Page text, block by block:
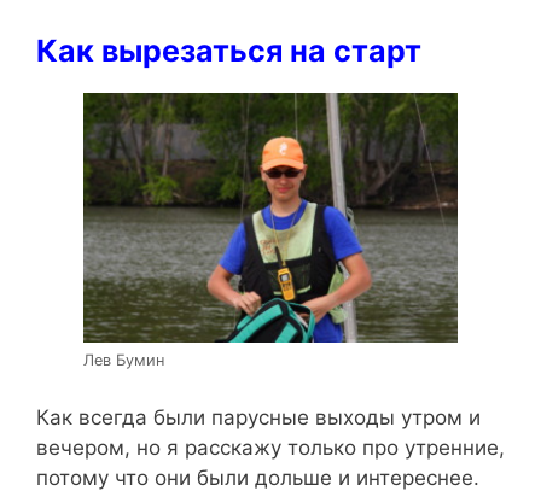
Как вырезаться на старт
Лев Бумин
Как всегда были парусные выходы утром и
вечером, но я расскажу только про утренние,
потому что они были дольше и интереснее.